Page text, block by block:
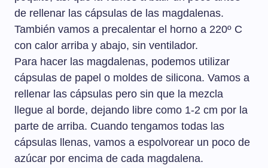
de rellenar las cápsulas de las magdalenas.
También vamos a precalentar el horno a 220º C
con calor arriba y abajo, sin ventilador.
Para hacer las magdalenas, podemos utilizar
cápsulas de papel o moldes de silicona. Vamos a
rellenar las cápsulas pero sin que la mezcla
llegue al borde, dejando libre como 1-2 cm por la
parte de arriba. Cuando tengamos todas las
cápsulas llenas, vamos a espolvorear un poco de
azúcar por encima de cada magdalena.